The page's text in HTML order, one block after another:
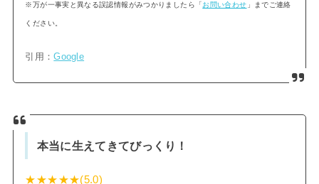
※万が一事実と異なる誤認情報がみつかりましたら「お問い合わせ 」までご連絡
ください。
引用：Google
本当に生えてきてびっくり！
★★★★★(5.0)